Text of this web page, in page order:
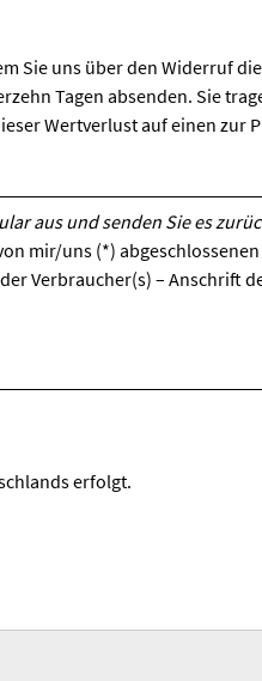
Sie uns über den Widerruf
Tagen absenden. Sie
Wertverlust auf einen zur
aus und senden Sie es
mir/uns (*)
Verbraucher(s) – Anschrift
erfolgt.